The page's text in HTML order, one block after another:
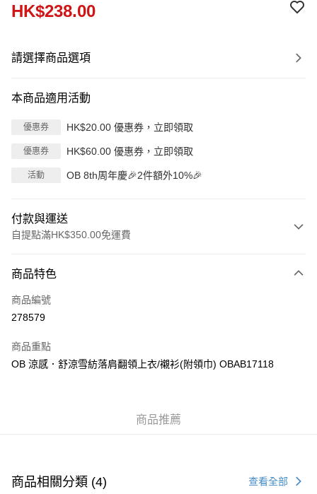
HK$238.00
請選擇商品選項
本商品適用活動
優惠券 HK$20.00 優惠券，立即領取
優惠券 HK$60.00 優惠券，立即領取
活動 OB 8th周年慶🎉2件額外10%🎉
付款與運送
自提點滿HK$350.00免運費
信用卡
Apple Pay
PayMe
付款後順豐站及營業點
商品特色
商品編號
278579
商品重點
OB 涼感．舒涼雪紡落肩翻領上衣/襯衫(附領巾) OBAB17118
商品推薦
商品相關分類 (4) 查看全部